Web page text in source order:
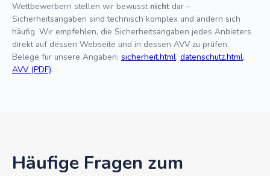
Wettbewerbern stellen wir bewusst nicht dar –
Sicherheitsangaben sind technisch komplex und ändern sich
häufig. Wir empfehlen, die Sicherheitsangaben jedes Anbieters
direkt auf dessen Webseite und in dessen AVV zu prüfen.
Belege für unsere Angaben: sicherheit.html, datenschutz.html,
AVV (PDF).
Häufige Fragen zum